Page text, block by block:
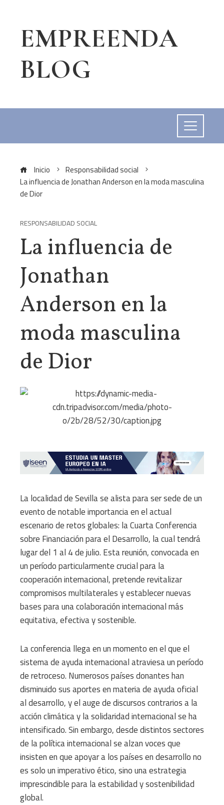
EMPREENDA
BLOG
Inicio
Responsabilidad social
La influencia de Jonathan Anderson en la moda masculina
de Dior
RESPONSABILIDAD SOCIAL
La influencia de
Jonathan
Anderson en la
moda masculina
de Dior
La localidad de Sevilla se alista para ser sede de un
evento de notable importancia en el actual
escenario de retos globales: la Cuarta Conferencia
sobre Financiación para el Desarrollo, la cual tendrá
lugar del 1 al 4 de julio. Esta reunión, convocada en
un período particularmente crucial para la
cooperación internacional, pretende revitalizar
compromisos multilaterales y establecer nuevas
bases para una colaboración internacional más
equitativa, efectiva y sostenible.
La conferencia llega en un momento en el que el
sistema de ayuda internacional atraviesa un período
de retroceso. Numerosos países donantes han
disminuido sus aportes en materia de ayuda oficial
al desarrollo, y el auge de discursos contrarios a la
acción climática y la solidaridad internacional se ha
intensificado. Sin embargo, desde distintos sectores
de la política internacional se alzan voces que
insisten en que apoyar a los países en desarrollo no
es solo un imperativo ético, sino una estrategia
imprescindible para la estabilidad y sostenibilidad
global.